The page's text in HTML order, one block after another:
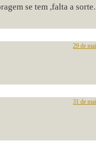
se tem ,falta a sorte.
29 de
31 de